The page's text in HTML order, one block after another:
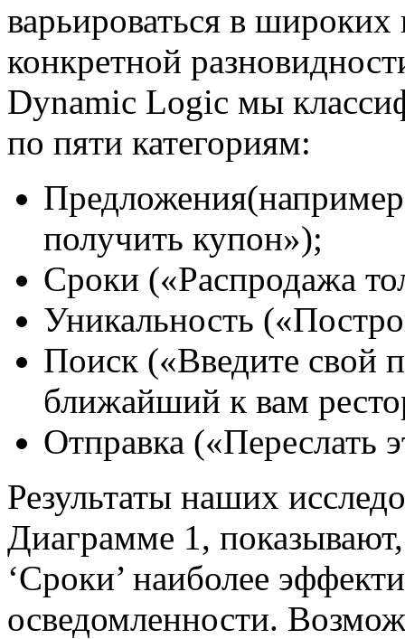
варьироваться в широких
конкретной
Dynamic Logic мы
по пяти категориям:
получить купон»);
Сроки («Распродажа
Уникальность
Поиск («Введите свой
ближайший к вам
Отправка («Переслать
Результаты наших
Диаграмме 1,
‘Сроки’ наиболее
осведомленности.